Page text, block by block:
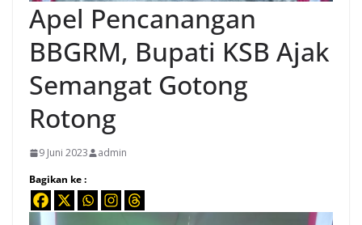
Apel Pencanangan
BBGRM, Bupati KSB Ajak
Semangat Gotong
Rotong
9 Juni 2023
admin
Bagikan ke :